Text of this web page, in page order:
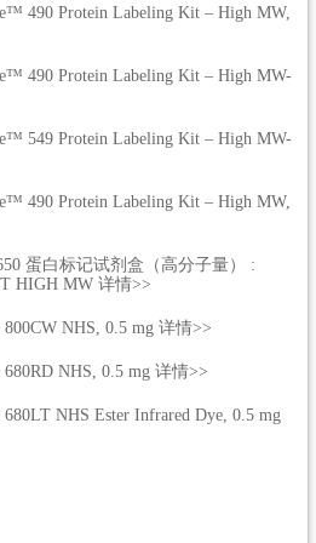
490 Protein Labeling Kit – High MW,
490 Protein Labeling Kit – High MW-
549 Protein Labeling Kit – High MW-
490 Protein Labeling Kit – High MW,
蛋白标记试剂盒（高分子量） :
HIGH MW 详情>>
NHS, 0.5 mg 详情>>
NHS, 0.5 mg 详情>>
NHS Ester Infrared Dye, 0.5 mg